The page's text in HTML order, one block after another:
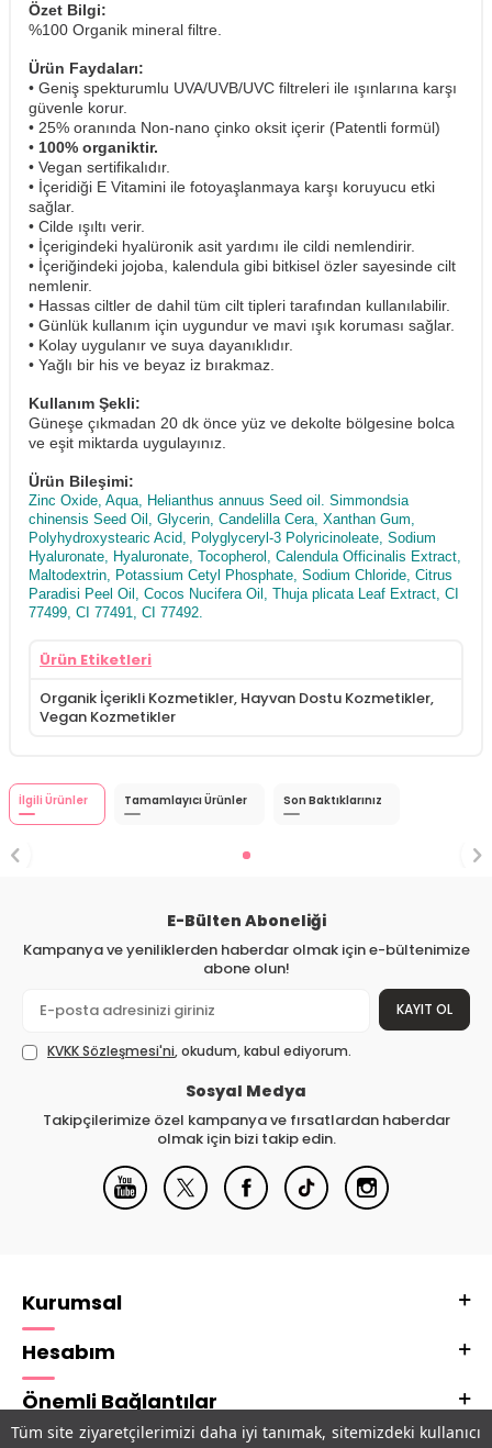
Tüm site ziyaretçilerimizi daha iyi tanımak, sitemizdeki kullanıcı
Özet Bilgi:
%100 Organik mineral filtre.
Ürün Faydaları:
• Geniş spekturumlu UVA/UVB/UVC filtreleri ile ışınlarına karşı
güvenle korur.
• 25% oranında Non-nano çinko oksit içerir (Patentli formül)
• 100% organiktir.
• Vegan sertifikalıdır.
• İçeridiği E Vitamini ile fotoyaşlanmaya karşı koruyucu etki
sağlar.
• Cilde ışıltı verir.
• İçerigindeki hyalüronik asit yardımı ile cildi nemlendirir.
• İçeriğindeki jojoba, kalendula gibi bitkisel özler sayesinde cilt
nemlenir.
• Hassas ciltler de dahil tüm cilt tipleri tarafından kullanılabilir.
• Günlük kullanım için uygundur ve mavi ışık koruması sağlar.
• Kolay uygulanır ve suya dayanıklıdır.
• Yağlı bir his ve beyaz iz bırakmaz.
Kullanım Şekli:
Güneşe çıkmadan 20 dk önce yüz ve dekolte bölgesine bolca
ve eşit miktarda uygulayınız.
Ürün Bileşimi:
Zinc Oxide, Aqua, Helianthus annuus Seed oil. Simmondsia
chinensis Seed Oil, Glycerin, Candelilla Cera, Xanthan Gum,
Polyhydroxystearic Acid, Polyglyceryl-3 Polyricinoleate, Sodium
Hyaluronate, Hyaluronate, Tocopherol, Calendula Officinalis Extract,
Maltodextrin, Potassium Cetyl Phosphate, Sodium Chloride, Citrus
Paradisi Peel Oil, Cocos Nucifera Oil, Thuja plicata Leaf Extract, CI
77499, CI 77491, CI 77492.
Ürün Etiketleri
Organik İçerikli Kozmetikler, Hayvan Dostu Kozmetikler,
Vegan Kozmetikler
İlgili Ürünler Tamamlayıcı Ürünler Son Baktıklarınız
E-Bülten Aboneliği
Kampanya ve yeniliklerden haberdar olmak için e-bültenimize
abone olun!
KAYIT OL
KVKK Sözleşmesi'ni, okudum, kabul ediyorum.
Sosyal Medya
Takipçilerimize özel kampanya ve fırsatlardan haberdar
olmak için bizi takip edin.
Kurumsal
Hesabım
Önemli Bağlantılar